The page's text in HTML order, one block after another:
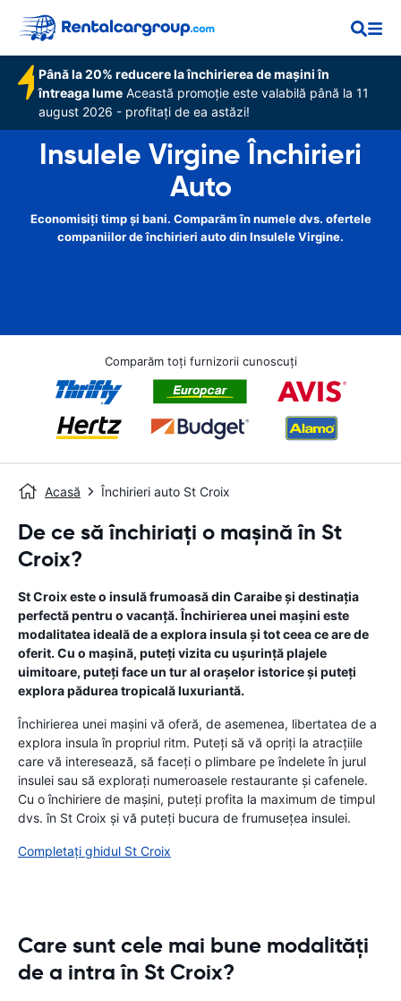
Până la 20% reducere la închirierea de mașini în
întreaga lume Această promoție este valabilă până la 11
august 2026 - profitați de ea astăzi!
Insulele Virgine Închirieri
Auto
Economisiți timp și bani. Comparăm în numele dvs. ofertele
companiilor de închirieri auto din Insulele Virgine.
Comparăm toți furnizorii cunoscuți
Acasă Închirieri auto St Croix
De ce să închiriați o mașină în St
Croix?
St Croix este o insulă frumoasă din Caraibe și destinația
perfectă pentru o vacanță. Închirierea unei mașini este
modalitatea ideală de a explora insula și tot ceea ce are de
oferit. Cu o mașină, puteți vizita cu ușurință plajele
uimitoare, puteți face un tur al orașelor istorice și puteți
explora pădurea tropicală luxuriantă.
Închirierea unei mașini vă oferă, de asemenea, libertatea de a
explora insula în propriul ritm. Puteți să vă opriți la atracțiile
care vă interesează, să faceți o plimbare pe îndelete în jurul
insulei sau să explorați numeroasele restaurante și cafenele.
Cu o închiriere de mașini, puteți profita la maximum de timpul
dvs. în St Croix și vă puteți bucura de frumusețea insulei.
Completați ghidul St Croix
Care sunt cele mai bune modalități
de a intra în St Croix?